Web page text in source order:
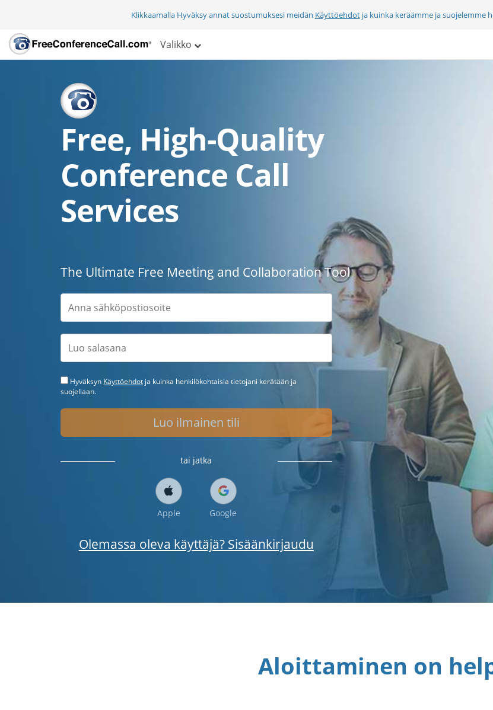
Klikkaamalla Hyväksy annat suostumuksesi meidän Käyttöehdotja kuinka keräämme ja suojelemme
Valikko
Free, High-Quality
Conference Call
Services
The Ultimate Free Meeting and Collaboration Tool
Hyväksyn Käyttöehdot ja kuinka henkilökohtaisia tietojani kerätään ja
suojellaan.
Luo ilmainen tili
tai jatka
Apple Google
Olemassa oleva käyttäjä? Sisäänkirjaudu
Aloittaminen on